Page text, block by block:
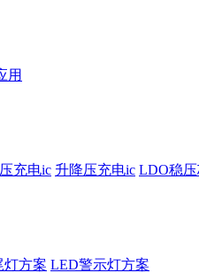
用
充电ic 升降压充电ic LDO稳
灯方案 LED警示灯方案